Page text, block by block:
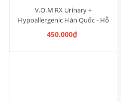
V.O.M RX Urinary +
Hypoallergenic Hàn Quốc - Hỗ
Trợ Điều Trị Tiết Niệu & Chống
Dị Ứng cho Cún 1.4kg
450.000₫